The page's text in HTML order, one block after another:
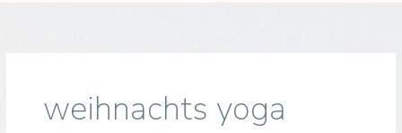
weihnachts yoga